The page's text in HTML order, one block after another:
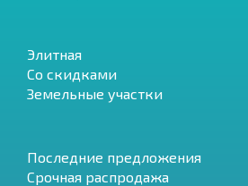
Элитная
Со скидками
Земельные участки
Последние предложения
Срочная распродажа